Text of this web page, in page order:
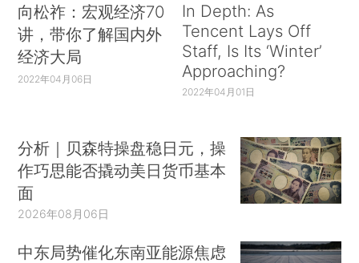
向松祚：宏观经济70
讲，带你了解国内外
经济大局
2022年04月06日
In Depth: As
Tencent Lays Off
Staff, Is Its ‘Winter’
Approaching?
2022年04月01日
分析｜贝森特操盘稳日元，操
作巧思能否撬动美日货币基本
面
2026年08月06日
中东局势催化东南亚能源焦虑